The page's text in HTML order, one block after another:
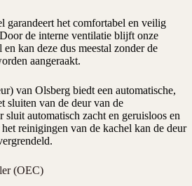
garandeert het comfortabel en veilig
de interne ventilatie blijft onze
kan deze dus meestal zonder de
aangeraakt.
van Olsberg biedt een automatische,
sluiten van de deur van de
sluit automatisch zacht en geruisloos en
reinigingen van de kachel kan de deur
(OEC)